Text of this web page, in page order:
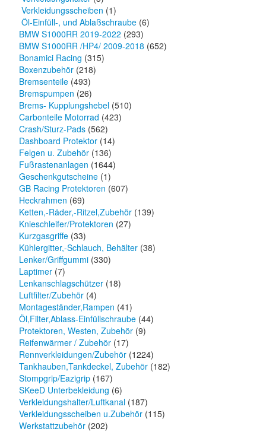
Verkleidungsscheiben (1)
Öl-Einfüll-, und Ablaßschraube (6)
BMW S1000RR 2019-2022 (293)
BMW S1000RR /HP4/ 2009-2018 (652)
Bonamici Racing (315)
Boxenzubehör (218)
Bremsenteile (493)
Bremspumpen (26)
Brems- Kupplungshebel (510)
Carbonteile Motorrad (423)
Crash/Sturz-Pads (562)
Dashboard Protektor (14)
Felgen u. Zubehör (136)
Fußrastenanlagen (1644)
Geschenkgutscheine (1)
GB Racing Protektoren (607)
Heckrahmen (69)
Ketten,-Räder,-Ritzel,Zubehör (139)
Knieschleifer/Protektoren (27)
Kurzgasgriffe (33)
Kühlergitter,-Schlauch, Behälter (38)
Lenker/Griffgummi (330)
Laptimer (7)
Lenkanschlagschützer (18)
Luftfilter/Zubehör (4)
Montageständer,Rampen (41)
Öl,Filter,Ablass-Einfüllschraube (44)
Protektoren, Westen, Zubehör (9)
Reifenwärmer / Zubehör (17)
Rennverkleidungen/Zubehör (1224)
Tankhauben,Tankdeckel, Zubehör (182)
Stompgrip/Eazigrip (167)
SKeeD Unterbekleidung (6)
Verkleidungshalter/Luftkanal (187)
Verkleidungsscheiben u.Zubehör (115)
Werkstattzubehör (202)